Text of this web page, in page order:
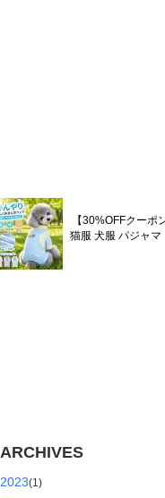
【30%OFFクー
猫服 犬服 パジャマ
ARCHIVES
2023(1)